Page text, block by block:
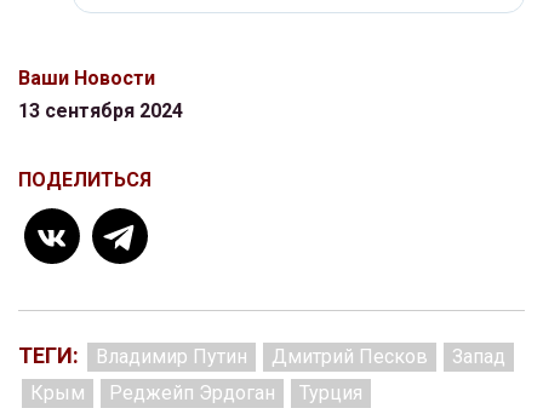
Ваши Новости
13 сентября 2024
ПОДЕЛИТЬСЯ
ТЕГИ: Владимир Путин Дмитрий Песков
Запад
Крым
Реджейп Эрдоган Турция